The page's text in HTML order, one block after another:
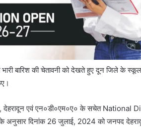
भारी बारिश की चेतावनी को देखते हुए दून जिले के
देहरादून एवं एन०डी०एम०ए० के सचेत
के अनुसार दिनांक 26 जुलाई, 2024 को जनपद